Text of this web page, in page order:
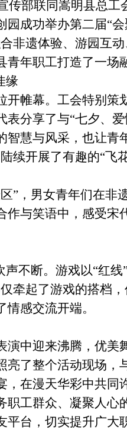
传部联同嵩明县总工
园成功举办第二届“
非遗体验、游园互
青年职工打造了一场
缘
开帷幕。工会特别策
表分享了与“七夕、
智慧与风采，也让
陆续开展了有趣的“飞
”，男女青年们在非
作与笑语中， 感受宋
不断。游戏以“红线
牵起了游戏的搭档
情感交流开端。
演中迎来沸腾 ，优
亮了整个活动现场
，在漫天华彩中共同
职工群众、凝聚人心
平台，切实提升广大